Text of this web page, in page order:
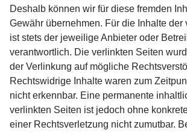
Deshalb können wir für diese fremden
Gewähr übernehmen. Für die Inhalte der
ist stets der jeweilige Anbieter oder
verantwortlich. Die verlinkten Seiten
der Verlinkung auf mögliche
Rechtswidrige Inhalte waren zum
nicht erkennbar. Eine permanente
verlinkten Seiten ist jedoch ohne
einer Rechtsverletzung nicht zumutbar.